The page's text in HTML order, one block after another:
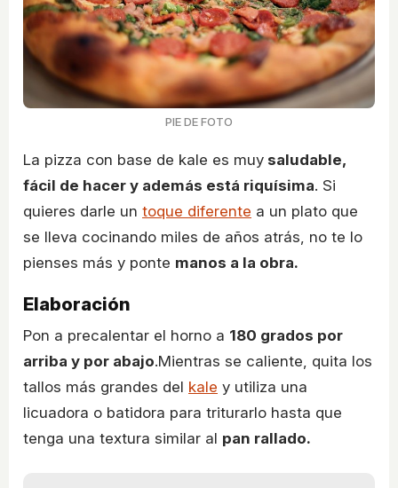
PIE DE FOTO
La pizza con base de kale es muy saludable,
fácil de hacer y además está riquísima. Si
quieres darle un toque diferente a un plato que
se lleva cocinando miles de años atrás, no te lo
pienses más y ponte manos a la obra.
Elaboración
Pon a precalentar el horno a 180 grados por
arriba y por abajo.Mientras se caliente, quita los
tallos más grandes del kale y utiliza una
licuadora o batidora para triturarlo hasta que
tenga una textura similar al pan rallado.